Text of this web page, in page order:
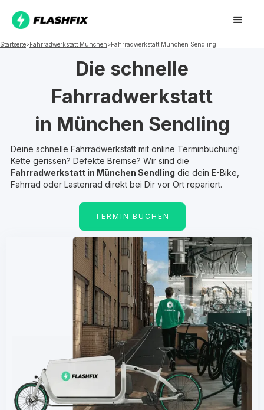
Startseite>Fahrradwerkstatt München>Fahrradwerkstatt München Sendling
Die schnelle
Fahrradwerkstatt
in München Sendling
Deine schnelle Fahrradwerkstatt mit online Terminbuchung!
Kette gerissen? Defekte Bremse? Wir sind die
Fahrradwerkstatt in München Sendling die dein E-Bike,
Fahrrad oder Lastenrad direkt bei Dir vor Ort repariert.
TERMIN BUCHEN